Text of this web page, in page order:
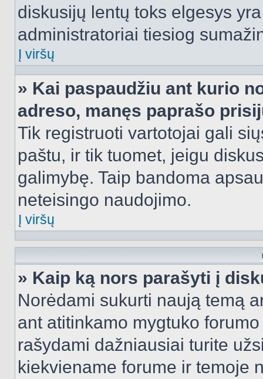
diskusijų lentų toks elgesys
administratoriai tiesiog
Į viršų
» Kai paspaudžiu ant kurio
adreso, manęs paprašo
Tik registruoti vartotojai gali
paštu, ir tik tuomet, jeigu
galimybę. Taip bandoma
neteisingo naudojimo.
Į viršų
» Kaip ką nors parašyti į
Norėdami sukurti naują temą
ant atitinkamo mygtuko
rašydami dažniausiai turite
kiekviename forume ir temoje